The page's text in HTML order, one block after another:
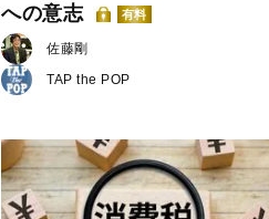
への意志
有料
佐藤剛
TAP the POP